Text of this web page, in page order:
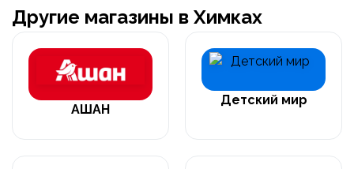
Другие магазины в Химках
АШАН
Детский мир